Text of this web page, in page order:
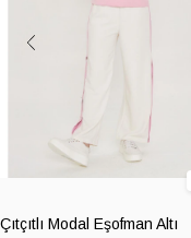
Çıtçıtlı Modal Eşofman Altı